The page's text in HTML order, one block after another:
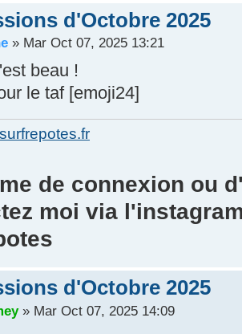
d'Octobre 2025
» Mar Oct 07, 2025 13:21
beau !
le taf [emoji24]
de connexion ou
moi via
d'Octobre 2025
» Mar Oct 07, 2025 14:09